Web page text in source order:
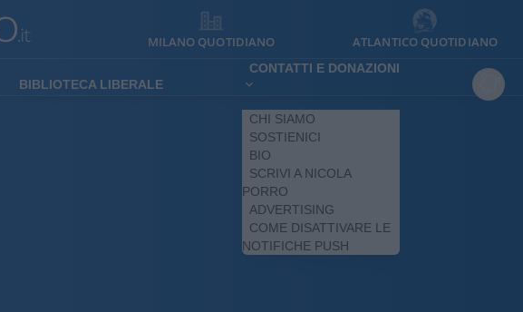
MILANO QUOTIDIANO ATLANTICO QUOTIDIANO
BIBLIOTECA LIBERALE
CONTATTI E DONAZIONI
CHI SIAMO
SOSTIENICI
BIO
SCRIVI A NICOLA
PORRO
ADVERTISING
COME DISATTIVARE LE
NOTIFICHE PUSH